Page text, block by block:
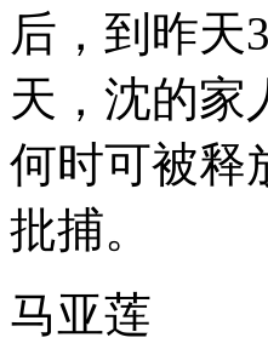
后，到昨天
天，沈的家
何时可被释
批捕。
马亚莲